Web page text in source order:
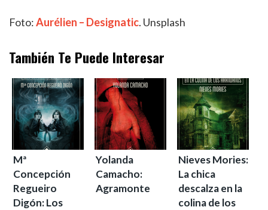
Foto:Aurélien – Designatic. Unsplash
También Te Puede Interesar
Mª
Concepción
Regueiro
Digón: Los
Yolanda
Camacho:
Agramonte
Nieves Mories:
La chica
descalza en la
colina de los